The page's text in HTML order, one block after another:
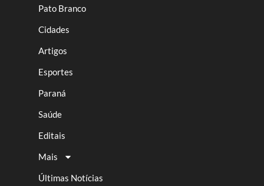
Pato Branco
Cidades
Artigos
Esportes
Paraná
Saúde
Editais
Mais
Últimas Notícias